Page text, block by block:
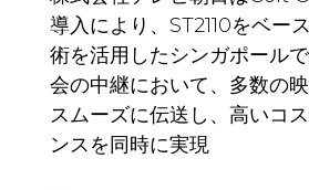
導入により、ST2110をベー
術を活用したシンガポール
会の中継において、多数の
スムーズに伝送し、高いコ
ンスを同時に実現